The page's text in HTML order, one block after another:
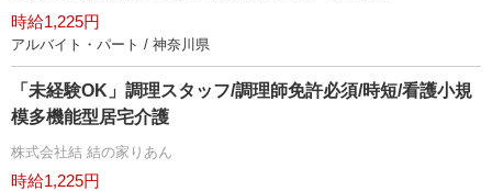
時給1,225円
アルバイト・パート / 神奈川県
「未経験OK」調理スタッフ/調理師免許必須/時短/看護小規
模多機能型居宅介護
株式会社結 結の家りあん
時給1,225円